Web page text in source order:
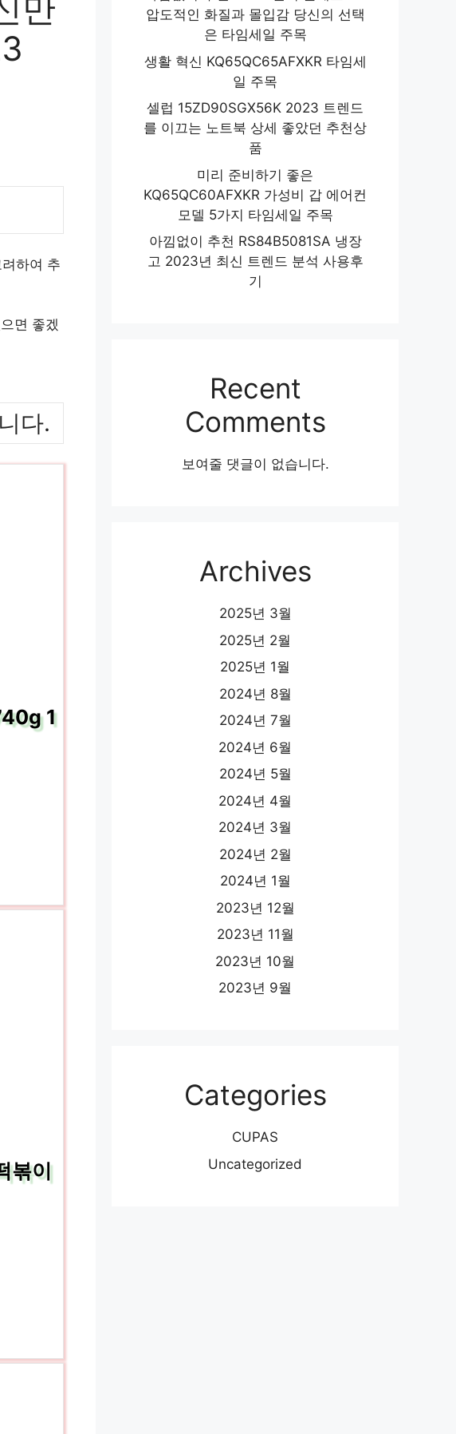
만
하여 추
면 좋겠
다.
1
볶이
압도적인 화질과 몰입감 당신의 선택
은 타임세일 주목
생활 혁신 KQ65QC65AFXKR 타임세
일 주목
셀럽 15ZD90SGX56K 2023 트렌드
를 이끄는 노트북 상세 좋았던 추천상
품
미리 준비하기 좋은
KQ65QC60AFXKR 가성비 갑 에어컨
모델 5가지 타임세일 주목
아낌없이 추천 RS84B5081SA 냉장
고 2023년 최신 트렌드 분석 사용후
기
Recent
Comments
보여줄 댓글이 없습니다.
Archives
2025년 3월
2025년 2월
2025년 1월
2024년 8월
2024년 7월
2024년 6월
2024년 5월
2024년 4월
2024년 3월
2024년 2월
2024년 1월
2023년 12월
2023년 11월
2023년 10월
2023년 9월
Categories
CUPAS
Uncategorized